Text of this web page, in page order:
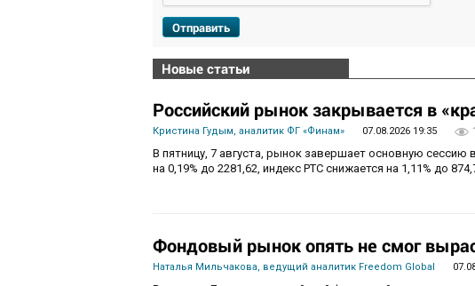
Отправить
Новые статьи
Российский рынок закрывается в
Кристина Гудым, аналитик ФГ «Финам» 07.08.2026 19:35
В пятницу, 7 августа, рынок завершает основную
на 0,19% до 2281,62, индекс РТС снижается на 1,11% до
Фондовый рынок опять не смог
Наталья Мильчакова, ведущий аналитик Freedom Global